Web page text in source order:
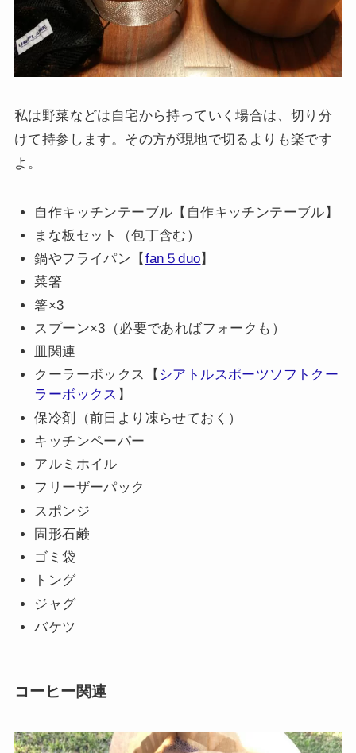
私は野菜などは自宅から持っていく場合は、切り分
けて持参します。その方が現地で切るよりも楽です
よ。
自作キッチンテーブル【自作キッチンテーブル】
まな板セット（包丁含む）
鍋やフライパン【 fan５duo】
菜箸
箸×3
スプーン×3（必要であればフォークも）
皿関連
クーラーボックス【 シアトルスポーツソフトクー
ラーボックス 】
保冷剤（前日より凍らせておく）
キッチンペーパー
アルミホイル
フリーザーパック
スポンジ
固形石鹸
ゴミ袋
トング
ジャグ
バケツ
コーヒー関連